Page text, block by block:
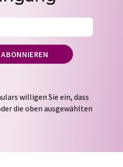
willigen Sie ein, dass
die oben ausgewählten
Ihre Daten werden
. LUMITOS darf